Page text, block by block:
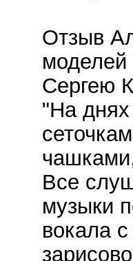
Отзыв
моделей
Сергею
"На
Все
музыки
вокала